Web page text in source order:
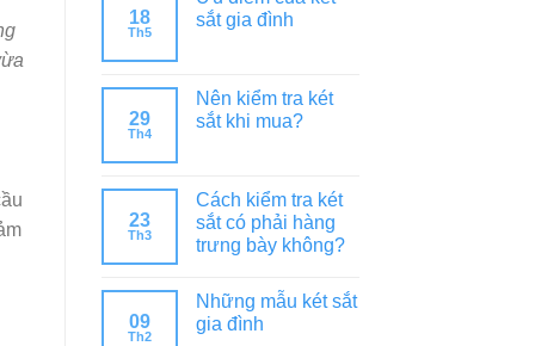
18
Th5
sắt gia đình
29
Th4
Nên kiểm tra két
sắt khi mua?
23
Th3
Cách kiểm tra két
sắt có phải hàng
trưng bày không?
09
Th2
Những mẫu két sắt
gia đình